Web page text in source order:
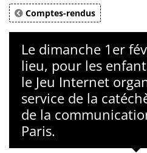
Comptes-rendus
Le dimanche 1er
lieu, pour les
le Jeu Internet
service de la
de la
Paris.